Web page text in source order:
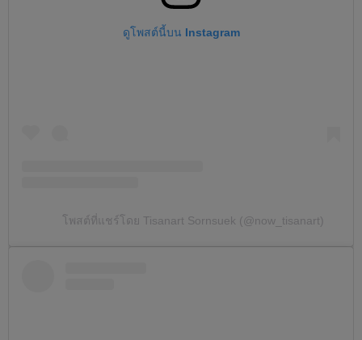
ดูโพสต์นี้บน Instagram
โพสต์ที่แชร์โดย Tisanart Sornsuek (@now_tisanart)